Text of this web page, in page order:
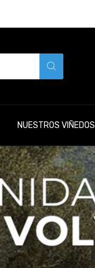
NUESTROS VIÑEDOS